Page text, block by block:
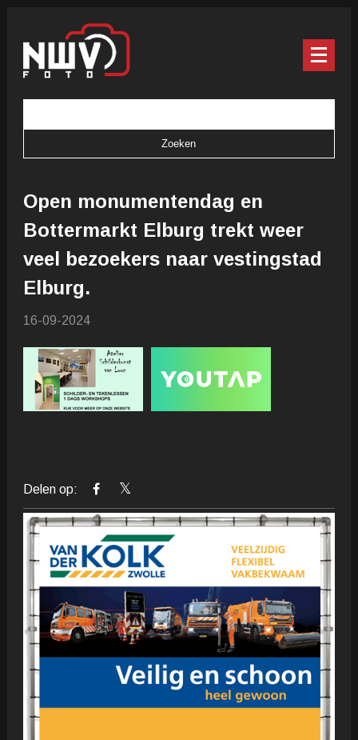
Open monumentendag en
Bottermarkt Elburg trekt weer
veel bezoekers naar vestingstad
Elburg.
16-09-2024
Delen op: